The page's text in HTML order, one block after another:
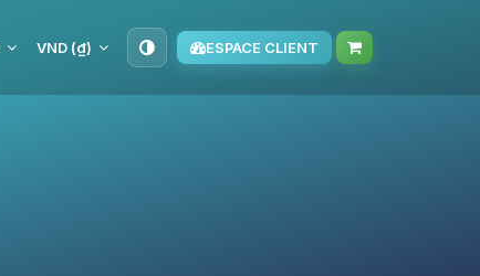
VND (₫) ESPACE CLIENT